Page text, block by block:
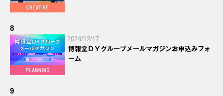
8
2024/12/17
博報堂ＤＹグループメールマガジンお申込みフォ
ーム
9